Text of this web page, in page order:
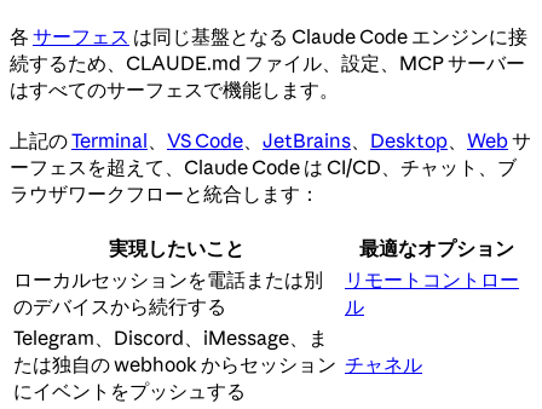
各 サーフェス は同じ基盤となる Claude Code エンジンに接
続するため、CLAUDE.md ファイル、設定、MCP サーバー
はすべてのサーフェスで機能します。
上記のTerminal、 VS Code、 JetBrains、 Desktop、 Webサ
ーフェスを超えて、Claude Code は CI/CD、チャット、ブ
ラウザワークフローと統合します：
実現したいこと
最適なオプション
ローカルセッションを電話または別
のデバイスから続行する
リモートコントロー
ル
Telegram、Discord、iMessage、ま
たは独自の webhook からセッション
にイベントをプッシュする
チャネル